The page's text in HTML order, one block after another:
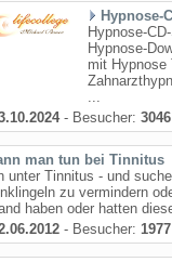
Hypnose-
Hypnose-
Hypnose-
mit Hypnose
...
- Besucher: 3046
man tun bei Tinnitus
unter Tinnitus - und
zu vermindern
haben oder hatten
- Besucher: 1977